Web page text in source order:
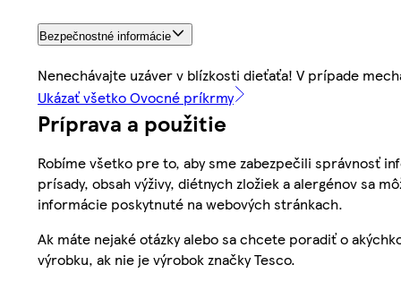
Bezpečnostné informácie
Nenechávajte uzáver v blízkosti dieťaťa! V prípade
Ukázať všetko Ovocné príkrmy
Príprava a použitie
Robíme všetko pre to, aby sme zabezpečili správnosť
prísady, obsah výživy, diétnych zložiek a alergénov sa
informácie poskytnuté na webových stránkach.
Ak máte nejaké otázky alebo sa chcete poradiť o
výrobku, ak nie je výrobok značky Tesco.